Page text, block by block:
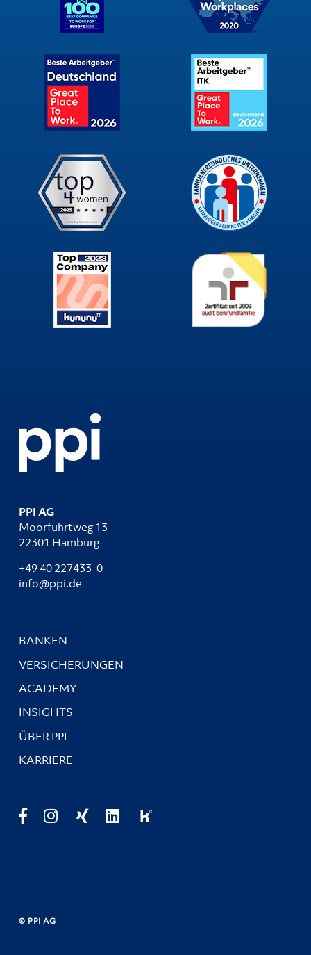
PPI AG
Moorfuhrtweg 13
22301 Hamburg
+49 40 227433-0
info@ppi.de
BANKEN
VERSICHERUNGEN
ACADEMY
INSIGHTS
ÜBER PPI
KARRIERE
© PPI AG